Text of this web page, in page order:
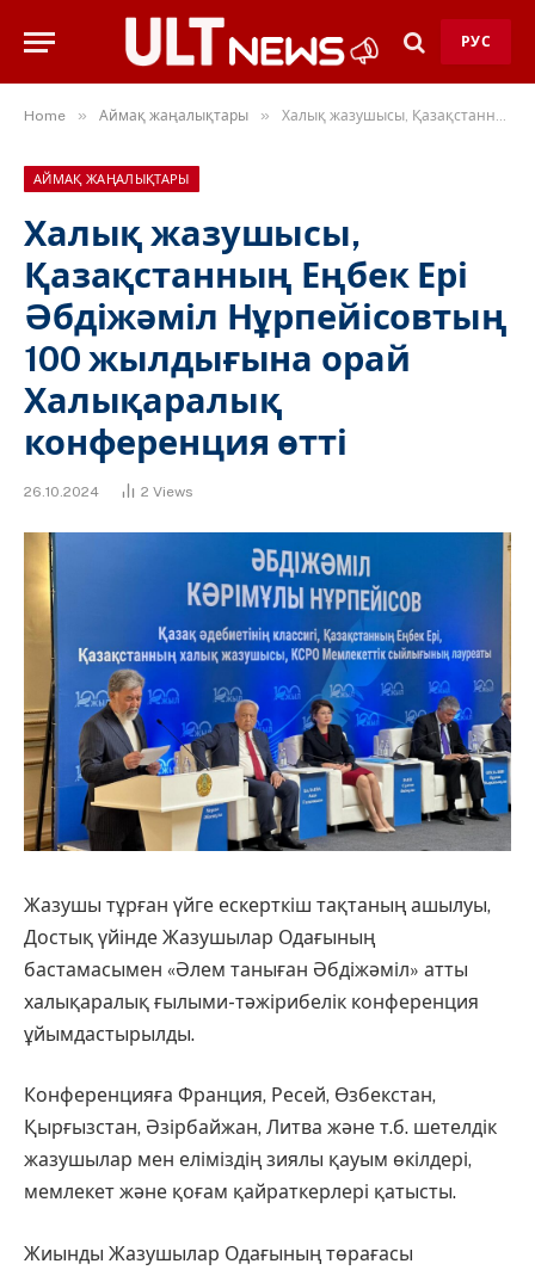
РУС
Home » Аймақ жаңалықтары » Халық жазушысы, Қазақстанның Еңбек Ері Әбдіжәміл Нұрпейісовтың 100 жылдығына орай Халықаралық конференция өтті
АЙМАҚ ЖАҢАЛЫҚТАРЫ
Халық жазушысы,
Қазақстанның Еңбек Ері
Әбдіжәміл Нұрпейісовтың
100 жылдығына орай
Халықаралық
конференция өтті
26.10.2024 2 Views
Жазушы тұрған үйге ескерткіш тақтаның ашылуы,
Достық үйінде Жазушылар Одағының
бастамасымен «Әлем таныған Әбдіжәміл» атты
халықаралық ғылыми-тәжірибелік конференция
ұйымдастырылды.
Конференцияға Франция, Ресей, Өзбекстан,
Қырғызстан, Әзірбайжан, Литва және т.б. шетелдік
жазушылар мен еліміздің зиялы қауым өкілдері,
мемлекет және қоғам қайраткерлері қатысты.
Жиынды Жазушылар Одағының төрағасы